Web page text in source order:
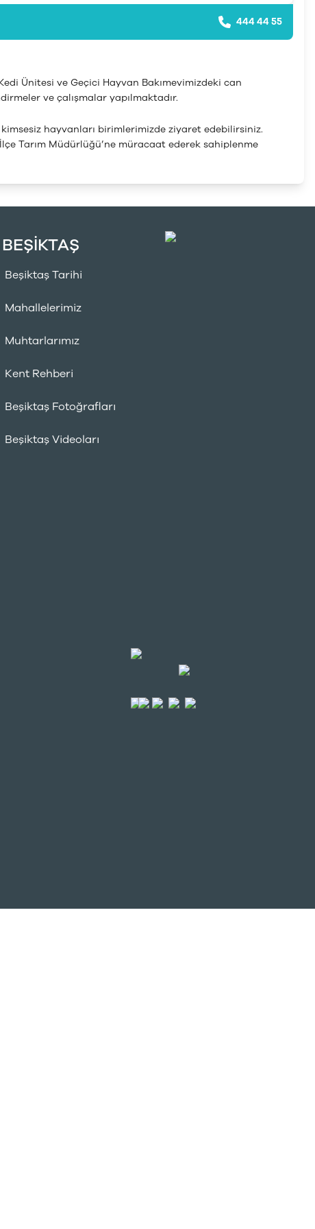
444 44 55
Ünitesi ve Geçici Hayvan Bakımevimizdeki can
ve çalışmalar yapılmaktadır.
hayvanları birimlerimizde ziyaret edebilirsiniz.
Tarım Müdürlüğü’ne müracaat ederek sahiplenme
BEŞİKTAŞ
Beşiktaş Tarihi
Mahallelerimiz
Muhtarlarımız
Kent Rehberi
Beşiktaş Fotoğrafları
Beşiktaş Videoları